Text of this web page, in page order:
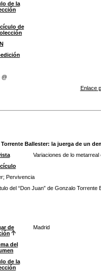
de la
de
@
Enlace
Ballester: la juerga de un
Variaciones de lo
; Pervivencia
del “Don Juan” de Gonzalo
de
Madrid
del
de la